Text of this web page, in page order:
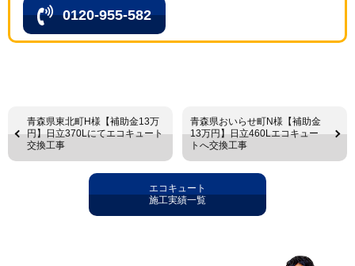
0120-955-582
青森県東北町H様【補助金13万
円】日立370Lにてエコキュート
交換工事
青森県おいらせ町N様【補助金
13万円】日立460Lエコキュー
トへ交換工事
エコキュート
施工実績一覧